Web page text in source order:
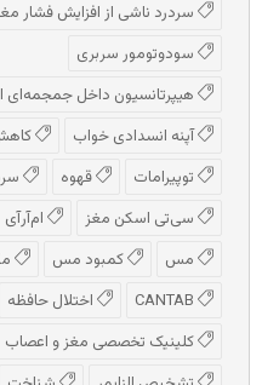
سردرد ناشی از افزایش فشار
سودوتومور سربری
هیپرتانسیون داخل جمجمه‌ای
آپنه انسدادی خواب
توپیرامات
قهوه
سی‌تی اسکن مغز
ام‌آر‌آی
مس
کمبود مس
اختلال حافظه
کلینیک تخصصی مغز و اعصاب